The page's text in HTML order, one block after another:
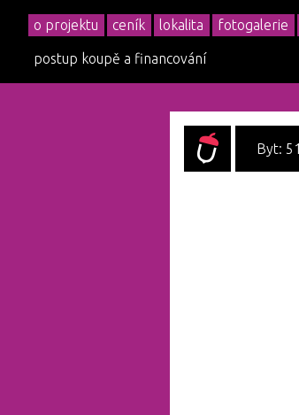
o projektu ceník lokalita fotogalerie
postup koupě a financování
Byt: